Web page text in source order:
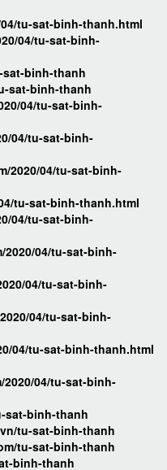
tu-sat-binh-thanh.html
04/tu-sat-binh-
binh-thanh
sat-binh-thanh
04/tu-sat-binh-
04/tu-sat-binh-
2020/04/tu-sat-binh-
tu-sat-binh-thanh.html
04/tu-sat-binh-
04/tu-sat-binh-
04/tu-sat-binh-
04/tu-sat-binh-
04/tu-sat-binh-thanh.html
04/tu-sat-binh-
sat-binh-thanh
tu-sat-binh-thanh
tu-sat-binh-thanh
binh-thanh